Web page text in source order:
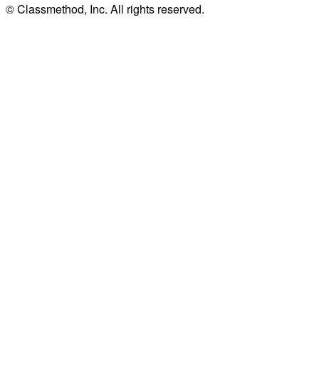
© Classmethod, Inc. All rights reserved.